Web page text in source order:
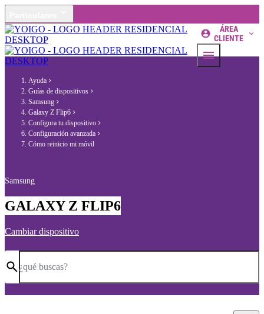
ÁREA
CLIENTE
Ayuda
Guías de dispositivos
Samsung
Galaxy Z Flip6
Configura tu dispositivo
Configuración avanzada
Cómo reinicio mi móvil
Samsung
GALAXY Z FLIP6
Cambiar dispositivo
¿qué buscas?